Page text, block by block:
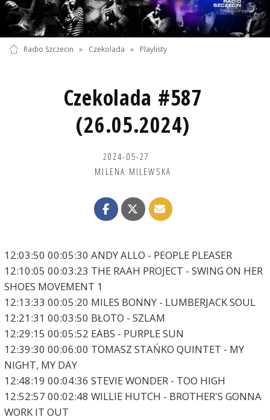
Radio Szczecin » Czekolada » Playlisty
Czekolada #587
(26.05.2024)
2024-05-27
MILENA MILEWSKA
12:03:50 00:05:30 ANDY ALLO - PEOPLE PLEASER
12:10:05 00:03:23 THE RAAH PROJECT - SWING ON HER
SHOES MOVEMENT 1
12:13:33 00:05:20 MILES BONNY - LUMBERJACK SOUL
12:21:31 00:03:50 BŁOTO - SZLAM
12:29:15 00:05:52 EABS - PURPLE SUN
12:39:30 00:06:00 TOMASZ STAŃKO QUINTET - MY
NIGHT, MY DAY
12:48:19 00:04:36 STEVIE WONDER - TOO HIGH
12:52:57 00:02:48 WILLIE HUTCH - BROTHER'S GONNA
WORK IT OUT